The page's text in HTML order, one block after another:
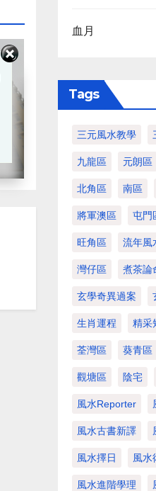
血月
Tags
三元風水教學
九龍區 元朗區
北角區 南區
將軍澳區 屯門
旺角區 流年風
灣仔區 煮茶論
玄學奇異過案
生肖運程 精采
荃灣區 葵青區
觀塘區 陰宅
風水Reporter
風水古書新譯
風水擇日 風水
風水進階學理